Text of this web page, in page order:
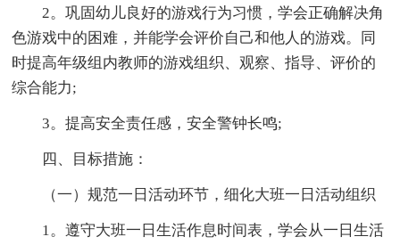
2。巩固幼儿良好的游戏行为习惯，学会正确解决角
色游戏中的困难，并能学会评价自己和他人的游戏。同
时提高年级组内教师的游戏组织、观察、指导、评价的
综合能力;
3。提高安全责任感，安全警钟长鸣;
四、目标措施：
（一）规范一日活动环节，细化大班一日活动组织
1。遵守大班一日生活作息时间表，学会从一日生活